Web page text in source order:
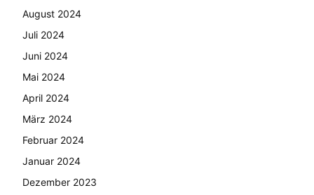
August 2024
Juli 2024
Juni 2024
Mai 2024
April 2024
März 2024
Februar 2024
Januar 2024
Dezember 2023